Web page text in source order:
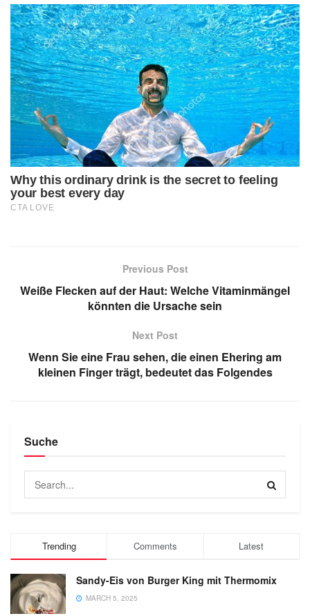
Previous Post
Weiße Flecken auf der Haut: Welche Vitaminmängel
könnten die Ursache sein
Next Post
Wenn Sie eine Frau sehen, die einen Ehering am
kleinen Finger trägt, bedeutet das Folgendes
Suche
Trending Comments Latest
Sandy-Eis von Burger King mit Thermomix
MARCH 5, 2025